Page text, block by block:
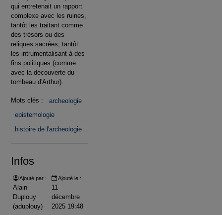
qui entretenait un rapport
complexe avec les ruines,
tantôt les traitant comme
des trésors ou des
reliques sacrées, tantôt
les intrumentalisant à des
fins politiques (comme
avec la découverte du
tombeau d'Arthur).
Mots clés :
archeologie
epistemologie
histoire de l'archeologie
Infos
Ajouté par :
Alain
Duplouy
(aduplouy)
Ajouté le :
11
décembre
2025 19:48